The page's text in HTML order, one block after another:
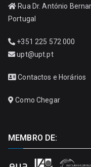
Rua Dr. António
Portugal
+351 225 572 000
upt@upt.pt
Contactos e Horários
Como Chegar
MEMBRO DE: